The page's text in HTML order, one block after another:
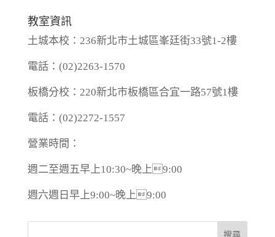
教室資訊
土城本校：236新北市土城區峯廷街33號1-2樓
電話：(02)2263-1570
板橋分校：220新北市板橋區合宜一路57號1樓
電話：(02)2272-1557
營業時間：
週二至週五早上10:30~晚上9:00
週六週日早上9:00~晚上9:00